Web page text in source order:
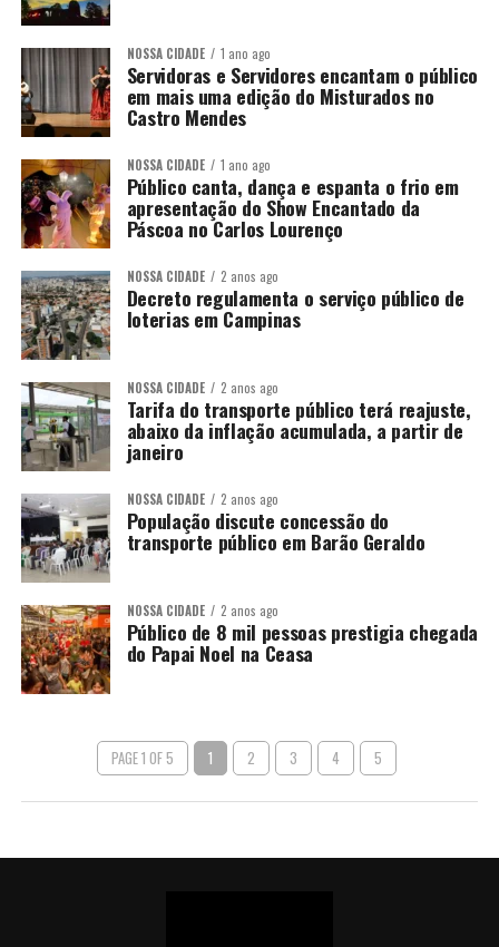
NOSSA CIDADE 1 ano ago
Servidoras e Servidores encantam o público
em mais uma edição do Misturados no
Castro Mendes
NOSSA CIDADE 1 ano ago
Público canta, dança e espanta o frio em
apresentação do Show Encantado da
Páscoa no Carlos Lourenço
NOSSA CIDADE 2 anos ago
Decreto regulamenta o serviço público de
loterias em Campinas
NOSSA CIDADE 2 anos ago
Tarifa do transporte público terá reajuste,
abaixo da inflação acumulada, a partir de
janeiro
NOSSA CIDADE 2 anos ago
População discute concessão do
transporte público em Barão Geraldo
NOSSA CIDADE 2 anos ago
Público de 8 mil pessoas prestigia chegada
do Papai Noel na Ceasa
PAGE 1 OF 5 1 2 3 4 5